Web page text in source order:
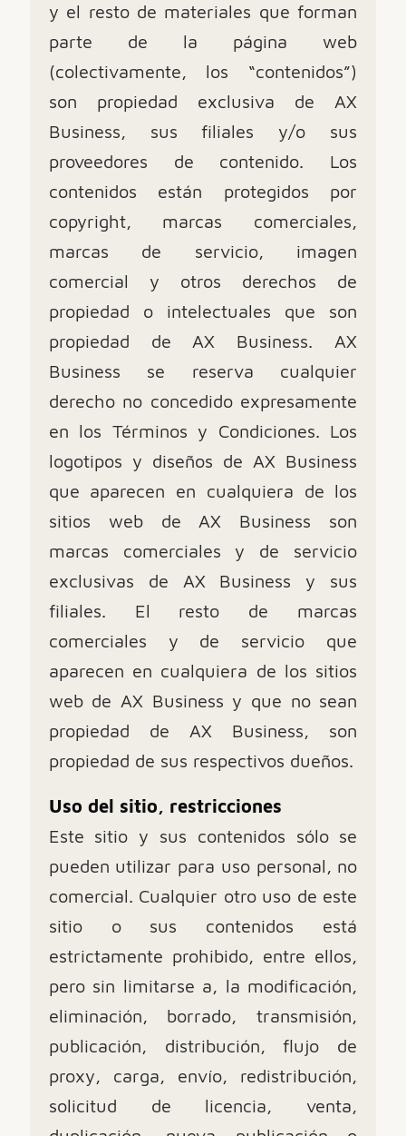
y el resto de materiales que forman
parte de la página web
(colectivamente, los “contenidos”)
son propiedad exclusiva de AX
Business, sus filiales y/o sus
proveedores de contenido. Los
contenidos están protegidos por
copyright, marcas comerciales,
marcas de servicio, imagen
comercial y otros derechos de
propiedad o intelectuales que son
propiedad de AX Business. AX
Business se reserva cualquier
derecho no concedido expresamente
en los Términos y Condiciones. Los
logotipos y diseños de AX Business
que aparecen en cualquiera de los
sitios web de AX Business son
marcas comerciales y de servicio
exclusivas de AX Business y sus
filiales. El resto de marcas
comerciales y de servicio que
aparecen en cualquiera de los sitios
web de AX Business y que no sean
propiedad de AX Business, son
propiedad de sus respectivos dueños.
Uso del sitio, restricciones
Este sitio y sus contenidos sólo se
pueden utilizar para uso personal, no
comercial. Cualquier otro uso de este
sitio o sus contenidos está
estrictamente prohibido, entre ellos,
pero sin limitarse a, la modificación,
eliminación, borrado, transmisión,
publicación, distribución, flujo de
proxy, carga, envío, redistribución,
solicitud de licencia, venta,